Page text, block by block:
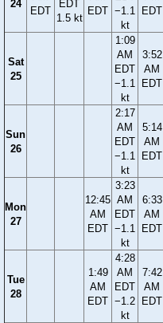
24
EDT
EDT
1.5 kt
EDT −1.1
kt
EDT
Sat
25
1:09
AM
EDT
−1.1
kt
3:52
AM
EDT
Sun
26
2:17
AM
EDT
−1.1
kt
5:14
AM
EDT
Mon
27
12:45
AM
EDT
3:23
AM
EDT
−1.1
kt
6:33
AM
EDT
Tue
28
1:49
AM
EDT
4:28
AM
EDT
−1.2
kt
7:42
AM
EDT